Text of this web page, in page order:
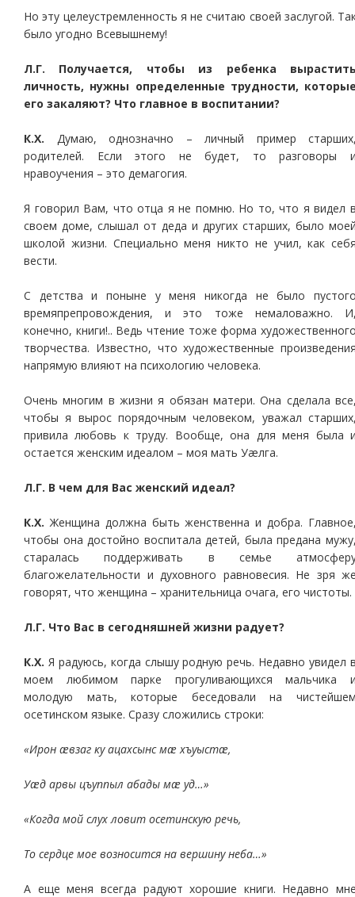
Но эту целеустремленность я не считаю своей заслугой.
было угодно Всевышнему!
Л.Г. Получается, чтобы из ребенка
личность, нужны определенные трудности,
его закаляют? Что главное в воспитании?
К.Х. Думаю, однозначно – личный пример
родителей. Если этого не будет, то разговоры
нравоучения – это демагогия.
Я говорил Вам, что отца я не помню. Но то, что я видел
своем доме, слышал от деда и других старших, было
школой жизни. Специально меня никто не учил, как
вести.
С детства и поныне у меня никогда не было
времяпрепровождения, и это тоже немаловажно.
конечно, книги!.. Ведь чтение тоже форма
творчества. Известно, что художественные
напрямую влияют на психологию человека.
Очень многим в жизни я обязан матери. Она сделала
чтобы я вырос порядочным человеком, уважал
привила любовь к труду. Вообще, она для меня была
остается женским идеалом – моя мать Уæлга.
Л.Г. В чем для Вас женский идеал?
К.Х. Женщина должна быть женственна и добра.
чтобы она достойно воспитала детей, была предана
старалась поддерживать в семье
благожелательности и духовного равновесия. Не зря
говорят, что женщина – хранительница очага, его чистоты.
Л.Г. Что Вас в сегодняшней жизни радует?
К.Х. Я радуюсь, когда слышу родную речь. Недавно увидел
моем любимом парке прогуливающихся мальчика
молодую мать, которые беседовали на
осетинском языке. Сразу сложились строки:
«Ирон æвзаг ку ацахсынс мæ хъуыстæ,
Уæд арвы цъуппыл абады мæ уд…»
«Когда мой слух ловит осетинскую речь,
То сердце мое возносится на вершину неба…»
А еще меня всегда радуют хорошие книги. Недавно